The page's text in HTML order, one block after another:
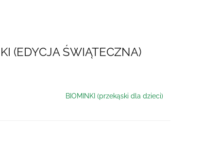
(EDYCJA ŚWIĄTECZNA)
BIOMINKI (przekąski dla dzieci)